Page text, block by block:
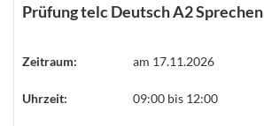
Prüfung telc Deutsch A2 Sprechen
Zeitraum: am 17.11.2026
Uhrzeit: 09:00 bis 12:00